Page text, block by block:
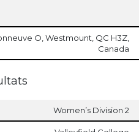
O, Westmount, QC H3Z,
Canada
Women’s Division 2